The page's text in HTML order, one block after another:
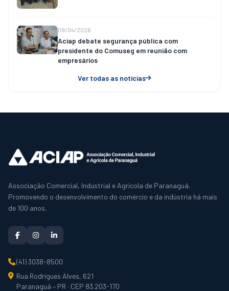
09/04/2026
Aciap debate segurança pública com
presidente do Comuseg em reunião com
empresários
Ver todas as notícias
Associação Comercial, Industrial e Agrícola de Paranaguá.
Promovendo o desenvolvimento do comércio e da indústria há mais
de 100 anos.
(41) 3038-8500
Rua Rodrigues Alves, 621
Paranaguá – PR · CEP 83.203-170